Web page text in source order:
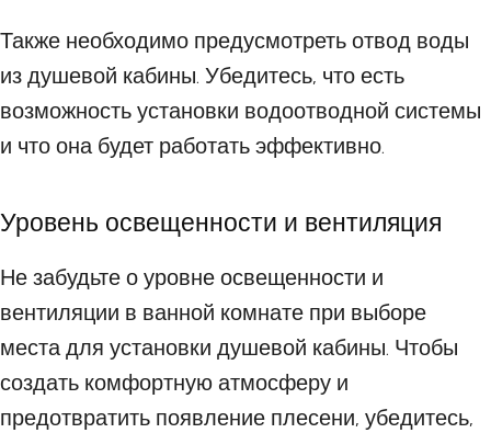
Также необходимо предусмотреть отвод воды
из душевой кабины. Убедитесь, что есть
возможность установки водоотводной системы
и что она будет работать эффективно.
Уровень освещенности и вентиляция
Не забудьте о уровне освещенности и
вентиляции в ванной комнате при выборе
места для установки душевой кабины. Чтобы
создать комфортную атмосферу и
предотвратить появление плесени, убедитесь,